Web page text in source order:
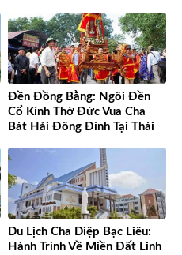
Đền Đồng Bằng: Ngôi Đền
Cổ Kính Thờ Đức Vua Cha
Bát Hải Đông Đình Tại Thái
Du Lịch Cha Diệp Bạc Liêu:
Hành Trình Về Miền Đất Linh